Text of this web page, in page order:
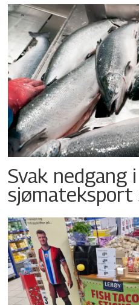
Svak nedgang
sjømateksport